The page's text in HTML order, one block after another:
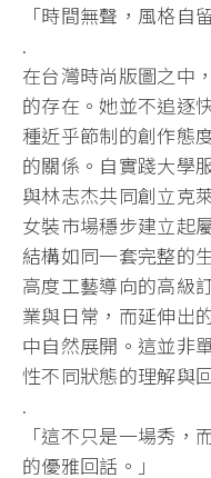
「時間無聲，風格自
.
在台灣時尚版圖之中
的存在。她並不追逐
種近乎節制的創作態
的關係。自實踐大學
與林志杰共同創立克
女裝市場穩步建立起
結構如同一套完整的
高度工藝導向的高級
業與日常，而延伸出
中自然展開。這並非
性不同狀態的理解與
.
「這不只是一場秀，
的優雅回話。」